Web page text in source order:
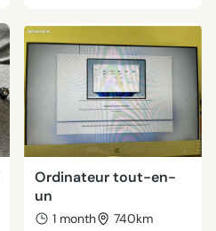
Ordinateur tout-en-
un
1 month 740km